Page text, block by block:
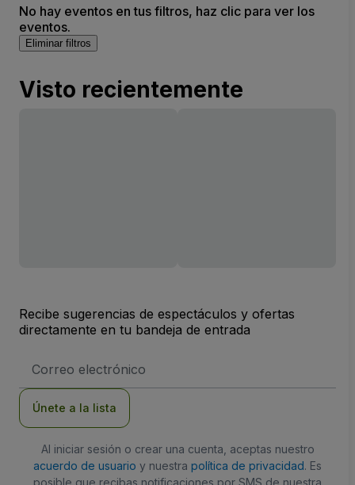
No hay eventos en tus filtros, haz clic para ver los
eventos.
Eliminar filtros
Visto recientemente
Recibe sugerencias de espectáculos y ofertas
directamente en tu bandeja de entrada
de
Únete a la lista
Al iniciar sesión o crear una cuenta, aceptas nuestro
acuerdo de usuario y nuestra política de privacidad. Es
posible que recibas notificaciones por SMS de nuestra